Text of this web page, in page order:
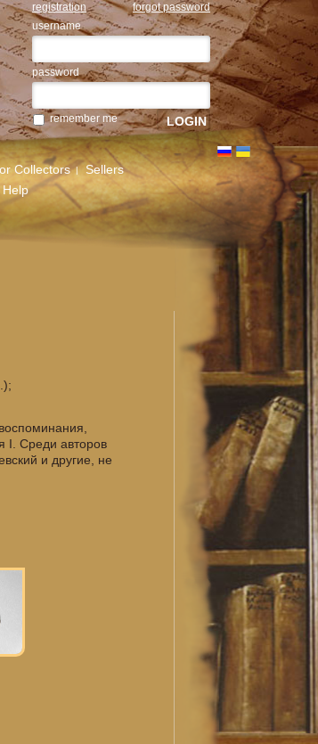
registration
forgot password
username
password
remember me
Collectors
Sellers
Help
I. Среди авторов
и другие, не